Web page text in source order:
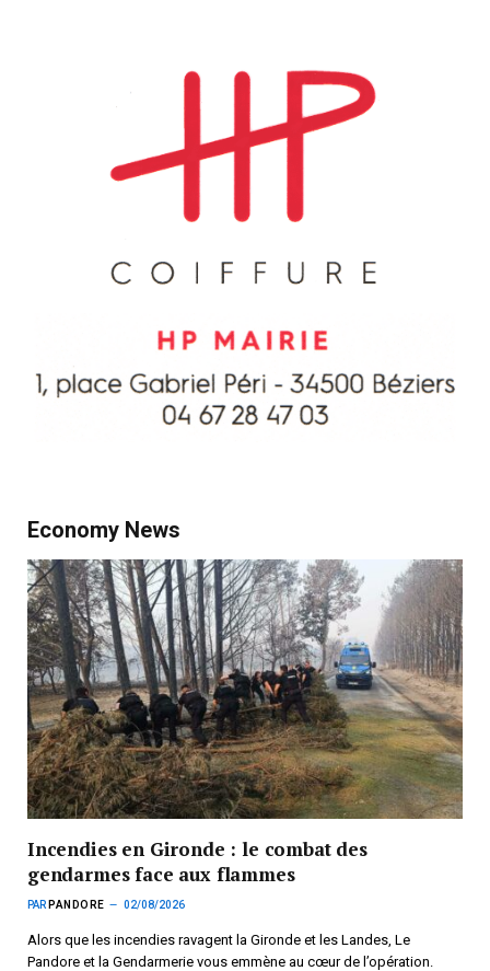
Economy News
Incendies en Gironde : le combat des
gendarmes face aux flammes
PAR PANDORE 02/08/2026
Alors que les incendies ravagent la Gironde et les Landes, Le
Pandore et la Gendarmerie vous emmène au cœur de l’opération.